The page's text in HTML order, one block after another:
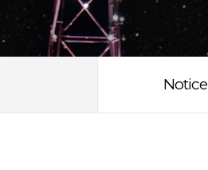
Notice